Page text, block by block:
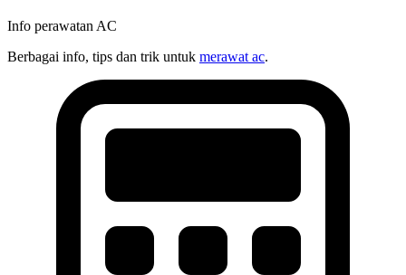
Info perawatan AC
Berbagai info, tips dan trik untuk merawat ac.